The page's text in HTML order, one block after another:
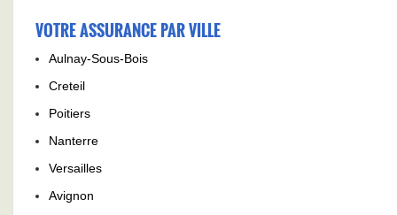
VOTRE ASSURANCE PAR VILLE
Aulnay-Sous-Bois
Creteil
Poitiers
Nanterre
Versailles
Avignon